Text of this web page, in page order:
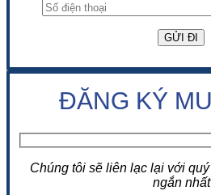
ĐĂNG KÝ
Chúng tôi sẽ liên lạc lại với
ngắn nhất